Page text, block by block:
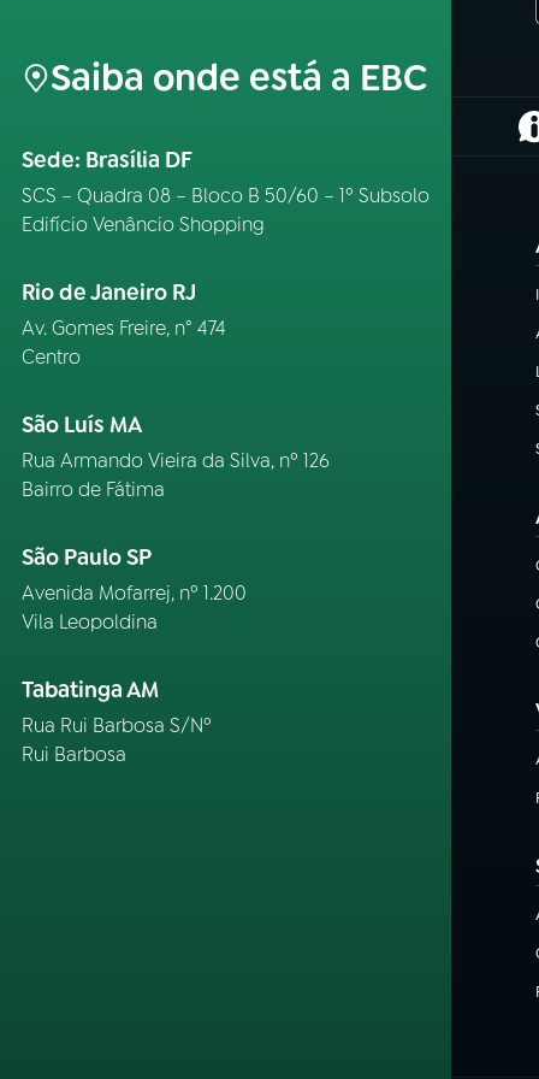
Saiba onde está a EBC
Sede: Brasília DF
SCS – Quadra 08 – Bloco B 50/60 – 1º Subsolo
Edifício Venâncio Shopping
Rio de Janeiro RJ
Av. Gomes Freire, n° 474
Centro
São Luís MA
Rua Armando Vieira da Silva, nº 126
Bairro de Fátima
São Paulo SP
Avenida Mofarrej, nº 1.200
Vila Leopoldina
Tabatinga AM
Rua Rui Barbosa S/Nº
Rui Barbosa